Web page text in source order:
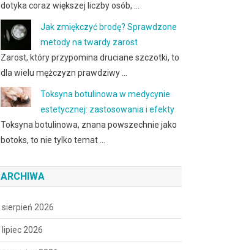
dotyka coraz większej liczby osób, …
Jak zmiękczyć brodę? Sprawdzone
metody na twardy zarost
Zarost, który przypomina druciane szczotki, to
dla wielu mężczyzn prawdziwy …
Toksyna botulinowa w medycynie
estetycznej: zastosowania i efekty
Toksyna botulinowa, znana powszechnie jako
botoks, to nie tylko temat …
ARCHIWA
sierpień 2026
lipiec 2026